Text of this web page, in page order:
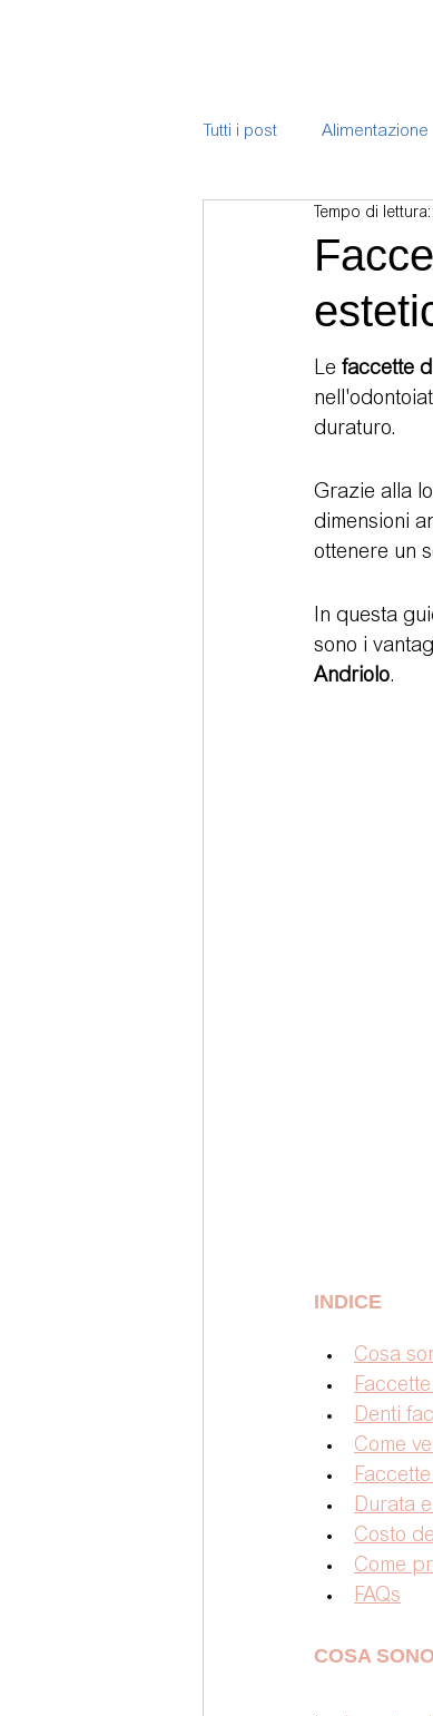
Tutti i post Alimentazione
Bite
Corsi
Implantologia Mal-
Pulizia e prevenzione
Tempo di
Le faccette
duraturo.
Grazie alla
dimensioni
ottenere un
In questa
sono i
Andriolo.
INDICE
Cosa
Denti
Come
Durata
Costo
Come
FAQs
COSA